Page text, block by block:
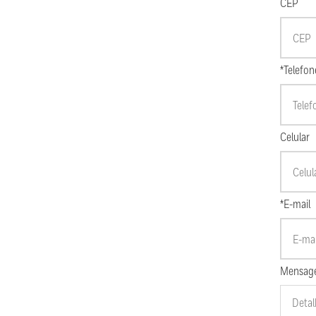
CEP
Celular
*E-mail